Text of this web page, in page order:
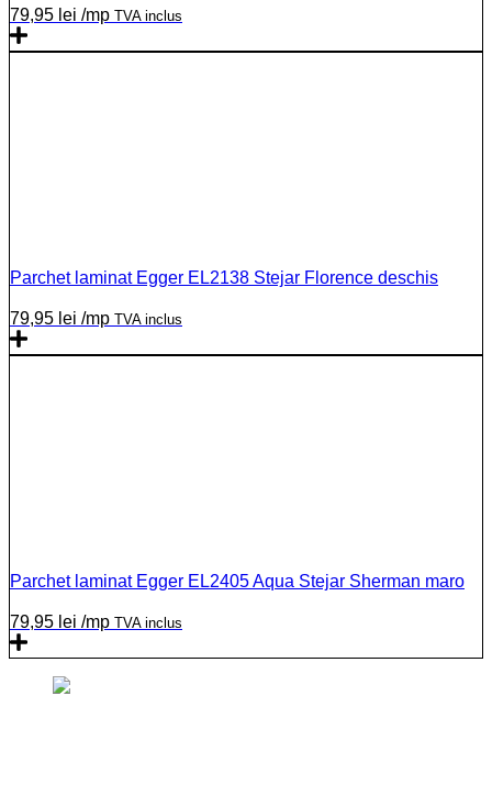
79,95 lei /mp TVA inclus
Parchet laminat Egger EL2138 Stejar Florence deschis
79,95 lei /mp TVA inclus
Parchet laminat Egger EL2405 Aqua Stejar Sherman maro
79,95 lei /mp TVA inclus